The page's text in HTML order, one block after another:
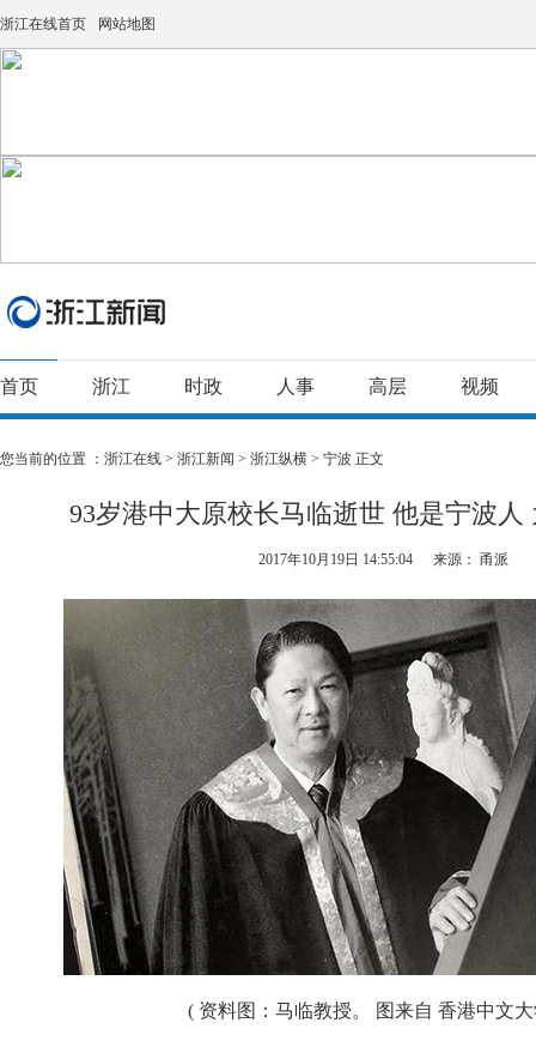
浙江在线首页 网站地图
首页 浙江 时政 人事 高层 视频
您当前的位置 ： 浙江在线 > 浙江新闻 > 浙江纵横 > 宁波 正文
93岁港中大原校长马临逝世 他是宁波人
2017年10月19日 14:55:04 来源： 甬派
( 资料图：马临教授。 图来自 香港中文